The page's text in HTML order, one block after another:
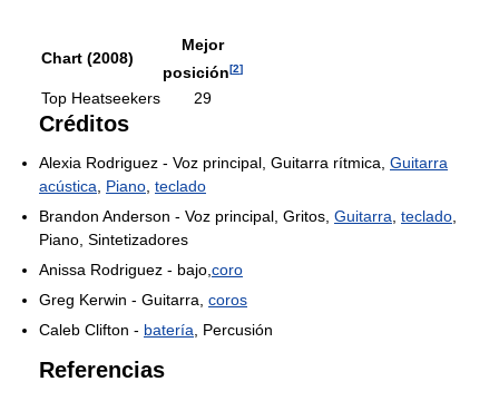
Chart (2008)
Mejor
posición[2]
Top Heatseekers 29
Créditos
Alexia Rodriguez - Voz principal, Guitarra rítmica, Guitarra
acústica
Piano teclado
Brandon Anderson - Voz principal, Gritos, Guitarra teclado
Piano, Sintetizadores
Anissa Rodriguez - bajo, coro
Greg Kerwin - Guitarra, coros
Caleb Clifton - batería , Percusión
Referencias